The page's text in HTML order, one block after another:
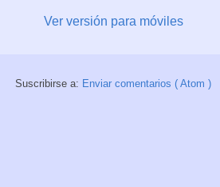
Ver versión para móviles
Suscribirse a: Enviar comentarios ( Atom )